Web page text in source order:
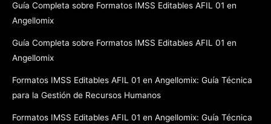
Guía Completa sobre Formatos IMSS Editables AFIL 01 en
Angellomix
Guía Completa sobre Formatos IMSS Editables AFIL 01 en
Angellomix
Formatos IMSS Editables AFIL 01 en Angellomix: Guía Técnica
para la Gestión de Recursos Humanos
Formatos IMSS Editables AFIL 01 en Angellomix: Guía Técnica